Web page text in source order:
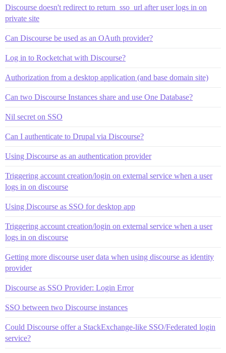
Discourse doesn't redirect to return_sso_url after user logs in on
private site
Can Discourse be used as an OAuth provider?
Log in to Rocketchat with Discourse?
Authorization from a desktop application (and base domain site)
Can two Discourse Instances share and use One Database?
Nil secret on SSO
Can I authenticate to Drupal via Discourse?
Using Discourse as an authentication provider
Triggering account creation/login on external service when a user
logs in on discourse
Using Discourse as SSO for desktop app
Triggering account creation/login on external service when a user
logs in on discourse
Getting more discourse user data when using discourse as identity
provider
Discourse as SSO Provider: Login Error
SSO between two Discourse instances
Could Discourse offer a StackExchange-like SSO/Federated login
service?